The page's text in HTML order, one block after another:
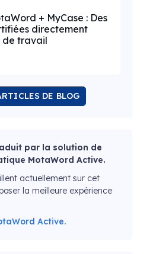
+ MyCase : Des
directement
de travail
DE BLOG
par la solution de
MotaWord Active.
actuellement sur cet
la meilleure expérience
Active.